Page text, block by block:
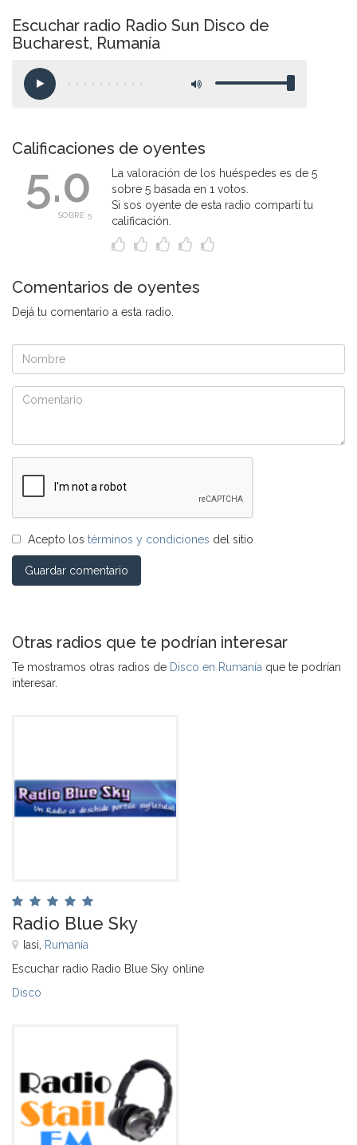
Escuchar radio Radio Sun Disco de
Bucharest, Rumanía
Calificaciones de oyentes
5.0
SOBRE 5
La valoración de los huéspedes es de 5
sobre 5 basada en 1 votos.
Si sos oyente de esta radio compartí tu
calificación.
Comentarios de oyentes
Dejá tu comentario a esta radio.
Acepto los términos y condiciones del sitio
Guardar comentario
Otras radios que te podrían interesar
Te mostramos otras radios de Disco en Rumanía que te podrían
interesar.
Radio Blue Sky
Iasi, Rumanía
Escuchar radio Radio Blue Sky online
Disco